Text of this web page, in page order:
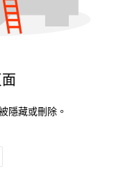
隱藏或刪除。